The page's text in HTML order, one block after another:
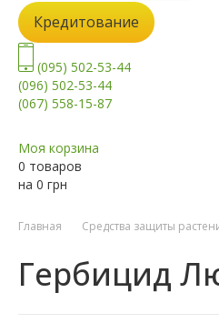
Кредитование
(095) 502-53-44
(096) 502-53-44
(067) 558-15-87
Моя корзина
0 товаров
на 0 грн
Главная Средства защиты
Гербицид